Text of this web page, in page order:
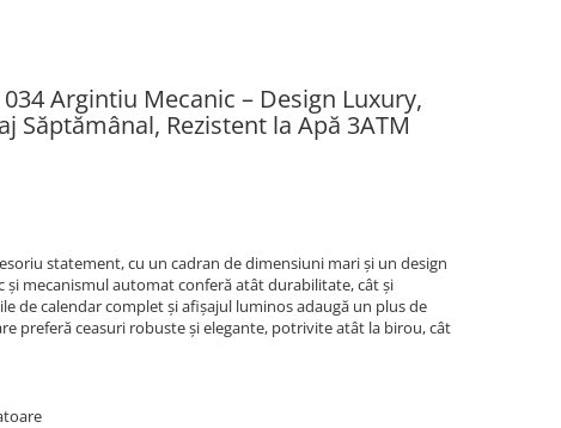
Argintiu Mecanic – Design Luxury,
Săptămânal, Rezistent la Apă 3ATM
statement, cu un cadran de dimensiuni mari și un design
și mecanismul automat conferă atât durabilitate, cât și
de calendar complet și afişajul luminos adaugă un plus de
preferă ceasuri robuste și elegante, potrivite atât la birou, cât